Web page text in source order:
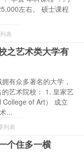
左右。 硕士课程
表
之艺术类大学有
有众多著名的大学，
艺术院校： 1. 皇家艺
College of Art） 成立
...
列表
个住多一横